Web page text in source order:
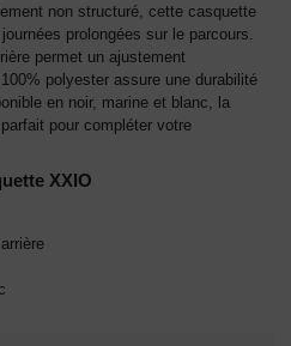
non structuré, cette casquette
prolongées sur le parcours.
permet un ajustement
polyester assure une durabilité
en noir, marine et blanc, la
pour compléter votre
XXIO